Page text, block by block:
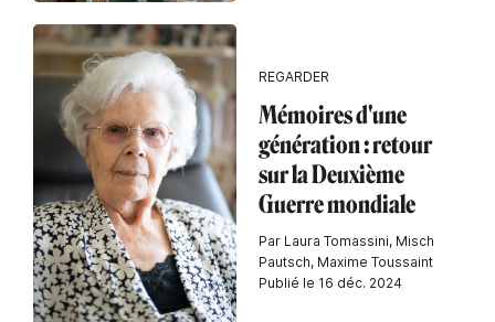
REGARDER
Mémoires d'une
génération : retour
sur la Deuxième
Guerre mondiale
Par Laura Tomassini, Misch
Pautsch, Maxime Toussaint
Publié le 16 déc. 2024